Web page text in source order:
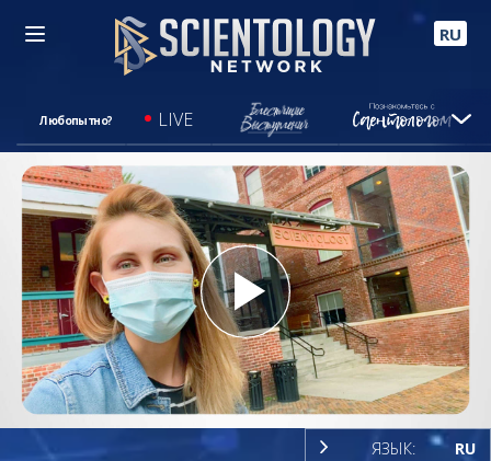
RU
Любопытно? LIVE
Play
Video
ЯЗЫК: RU